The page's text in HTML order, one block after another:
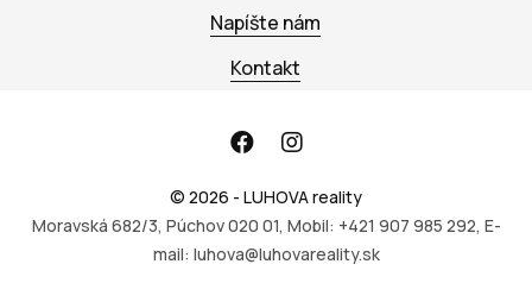
Napíšte nám
Kontakt
© 2026 - LUHOVA reality
Moravská 682/3, Púchov 020 01, Mobil: +421 907 985 292, E-
mail: luhova@luhovareality.sk